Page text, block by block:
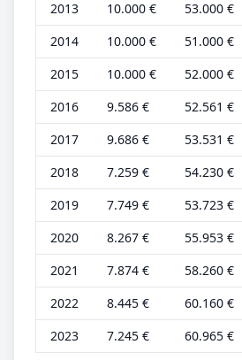
2013
10.000 € 53.000 €
2014
10.000 € 51.000 €
2015
10.000 € 52.000 €
2016
9.586 € 52.561 €
2017
9.686 € 53.531 €
2018
7.259 € 54.230 €
2019
7.749 € 53.723 €
2020
8.267 € 55.953 €
2021
7.874 € 58.260 €
2022
8.445 € 60.160 €
2023
7.245 € 60.965 €